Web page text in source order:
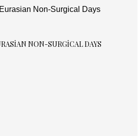
NON-SURGICAL DAYS